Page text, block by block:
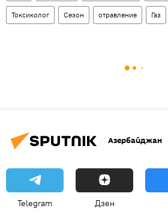
Токсиколог Сезон отравление Газ
Азербайджан
Telegram Дзен